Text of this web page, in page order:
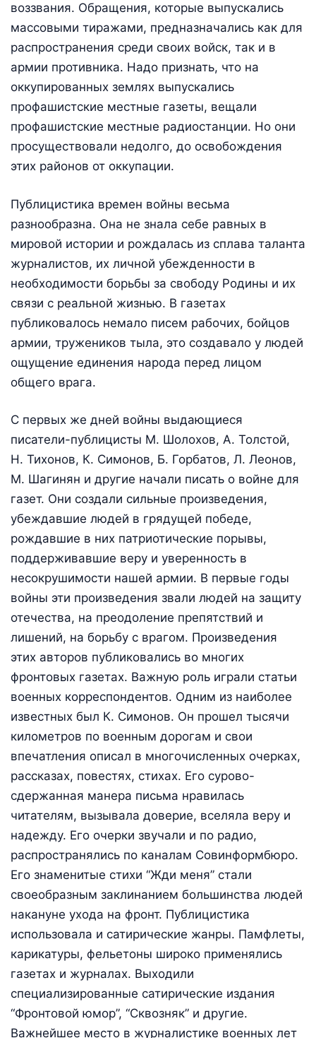
воззвания. Обращения, которые выпускались
массовыми тиражами, предназначались как для
распространения среди своих войск, так и в
армии противника. Надо признать, что на
оккупированных землях выпускались
профашистские местные газеты, вещали
профашистские местные радиостанции. Но они
просуществовали недолго, до освобождения
этих районов от оккупации.
Публицистика времен войны весьма
разнообразна. Она не знала себе равных в
мировой истории и рождалась из сплава таланта
журналистов, их личной убежденности в
необходимости борьбы за свободу Родины и их
связи с реальной жизнью. В газетах
публиковалось немало писем рабочих, бойцов
армии, тружеников тыла, это создавало у людей
ощущение единения народа перед лицом
общего врага.
С первых же дней войны выдающиеся
писатели-публицисты М. Шолохов, А. Толстой,
Н. Тихонов, К. Симонов, Б. Горбатов, Л. Леонов,
М. Шагинян и другие начали писать о войне для
газет. Они создали сильные произведения,
убеждавшие людей в грядущей победе,
рождавшие в них патриотические порывы,
поддерживавшие веру и уверенность в
несокрушимости нашей армии. В первые годы
войны эти произведения звали людей на защиту
отечества, на преодоление препятствий и
лишений, на борьбу с врагом. Произведения
этих авторов публиковались во многих
фронтовых газетах. Важную роль играли статьи
военных корреспондентов. Одним из наиболее
известных был К. Симонов. Он прошел тысячи
километров по военным дорогам и свои
впечатления описал в многочисленных очерках,
рассказах, повестях, стихах. Его сурово-
сдержанная манера письма нравилась
читателям, вызывала доверие, вселяла веру и
надежду. Его очерки звучали и по радио,
распространялись по каналам Совинформбюро.
Его знаменитые стихи “Жди меня” стали
своеобразным заклинанием большинства людей
накануне ухода на фронт. Публицистика
использовала и сатирические жанры. Памфлеты,
карикатуры, фельетоны широко применялись
газетах и журналах. Выходили
специализированные сатирические издания
“Фронтовой юмор”, “Сквозняк” и другие.
Важнейшее место в журналистике военных лет